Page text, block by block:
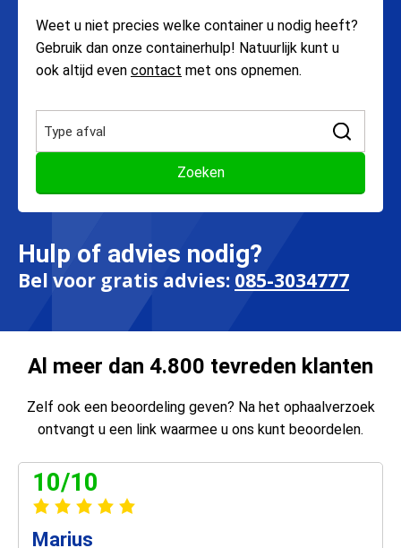
Weet u niet precies welke container u nodig heeft?
Gebruik dan onze containerhulp! Natuurlijk kunt u
ook altijd even contact met ons opnemen.
Hulp of advies nodig?
Bel voor gratis advies: 085-3034777
Al meer dan 4.800 tevreden klanten
Zelf ook een beoordeling geven? Na het ophaalverzoek
ontvangt u een link waarmee u ons kunt beoordelen.
10/10
Marius